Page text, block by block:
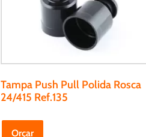
Tampa Push Pull Polida Rosca
24/415 Ref.135
Orçar